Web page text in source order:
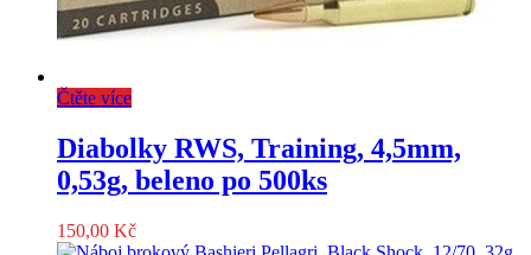
Čtěte více
Diabolky RWS, Training, 4,5mm,
0,53g, beleno po 500ks
150,00 Kč